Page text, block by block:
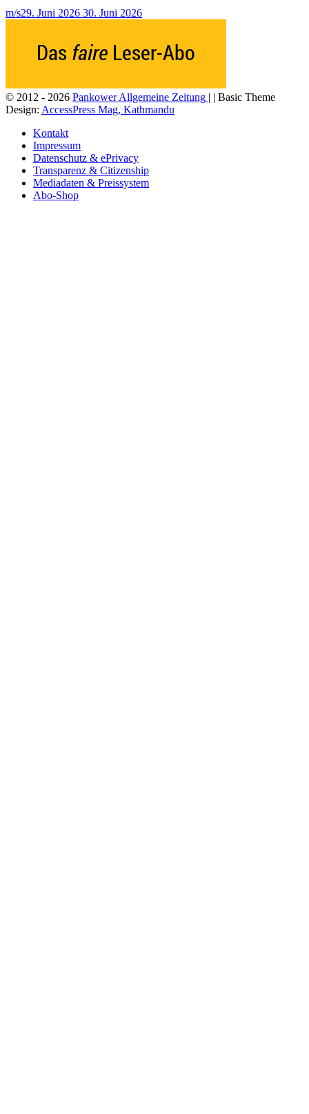
m/s29. Juni 2026 30. Juni 2026
© 2012 - 2026 Pankower Allgemeine Zeitung | | Basic Theme
Design: AccessPress Mag, Kathmandu
Kontakt
Impressum
Datenschutz & ePrivacy
Transparenz & Citizenship
Mediadaten & Preissystem
Abo-Shop